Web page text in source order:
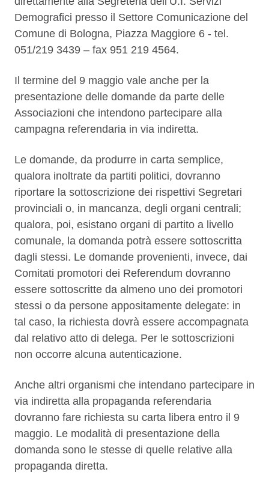
Demografici presso il Settore Comunicazione del
Comune di Bologna, Piazza Maggiore 6 - tel.
051/219 3439 – fax 951 219 4564.
Il termine del 9 maggio vale anche per la
presentazione delle domande da parte delle
Associazioni che intendono partecipare alla
campagna referendaria in via indiretta.
Le domande, da produrre in carta semplice,
qualora inoltrate da partiti politici, dovranno
riportare la sottoscrizione dei rispettivi Segretari
provinciali o, in mancanza, degli organi centrali;
qualora, poi, esistano organi di partito a livello
comunale, la domanda potrà essere sottoscritta
dagli stessi. Le domande provenienti, invece, dai
Comitati promotori dei Referendum dovranno
essere sottoscritte da almeno uno dei promotori
stessi o da persone appositamente delegate: in
tal caso, la richiesta dovrà essere accompagnata
dal relativo atto di delega. Per le sottoscrizioni
non occorre alcuna autenticazione.
Anche altri organismi che intendano partecipare in
via indiretta alla propaganda referendaria
dovranno fare richiesta su carta libera entro il 9
maggio. Le modalità di presentazione della
domanda sono le stesse di quelle relative alla
propaganda diretta.